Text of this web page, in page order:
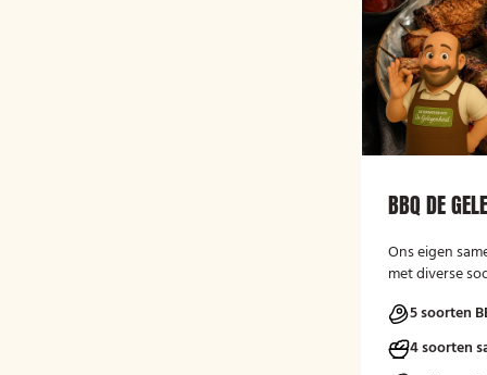
BBQ DE
Ons eigen
met diverse
5 soorten
4 soorten